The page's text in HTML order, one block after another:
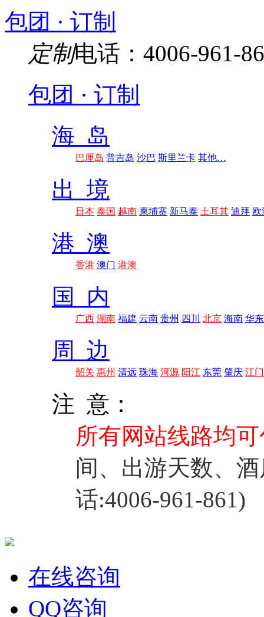
包团 · 订制
定制电话：4006-961-
包团 · 订制
海 岛
巴厘岛 普吉岛 沙巴 斯里兰卡 其他…
出 境
日本 泰国 越南 柬埔寨 新马泰 土耳其 迪拜 欧
港 澳
香港 澳门 港澳
国 内
广西 湖南 福建 云南 贵州 四川 北京 海南 华东
周 边
韶关 惠州 清远 珠海 河源 阳江 东莞 肇庆 江门
注 意：
所有网站线路均
间、出游天数、
话:4006-961-861)
在线咨询
QQ咨询